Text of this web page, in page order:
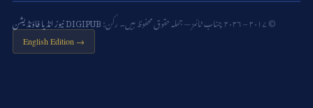
DIGIPUB نیوز انڈیا فاؤنڈیشن
English Edition →